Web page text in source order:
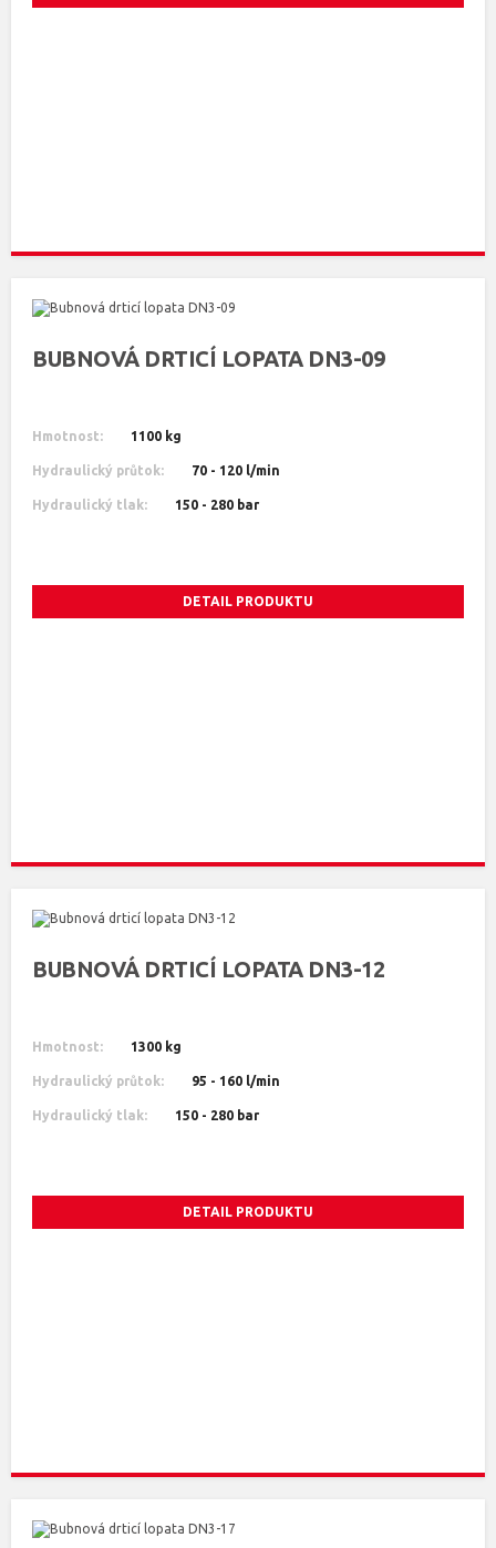
BUBNOVÁ DRTICÍ LOPATA DN3-09
Hmotnost: 1100 kg
Hydraulický průtok: 70 - 120 l/min
Hydraulický tlak: 150 - 280 bar
DETAIL PRODUKTU
BUBNOVÁ DRTICÍ LOPATA DN3-12
Hmotnost: 1300 kg
Hydraulický průtok: 95 - 160 l/min
Hydraulický tlak: 150 - 280 bar
DETAIL PRODUKTU